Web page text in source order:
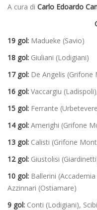
A cura di Carlo Edoardo
19 gol: Madueke (Savio)
18 gol: Giuliani (Lodigiani)
17 gol: De Angelis (Grifone
16 gol: Vaccargiu
15 gol: Ferrante
14 gol: Amerighi (Grifone
13 gol: Calisti (Grifone
12 gol: Giustolisi
10 gol: Ballerini
Azzinnari (Ostiamare)
9 gol: Conti (Lodigiani),